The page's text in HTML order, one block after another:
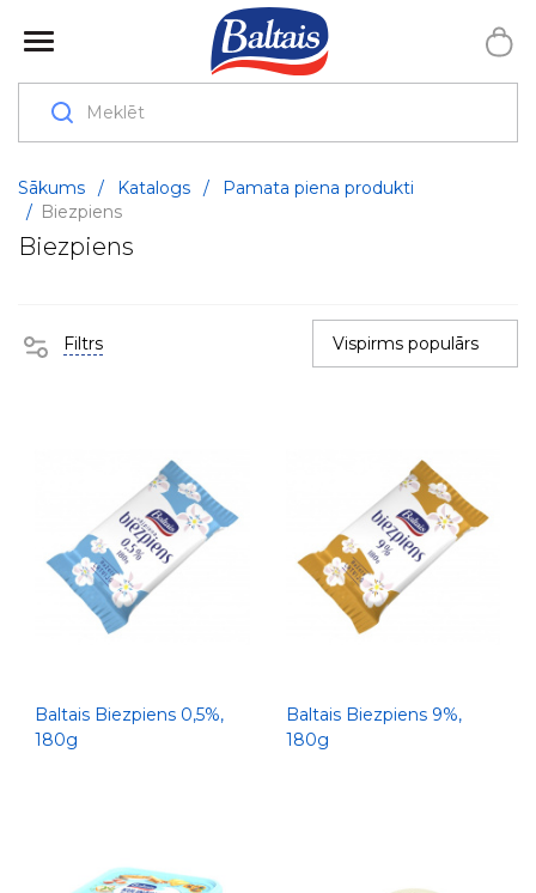
Sākums / Katalogs /
Pamata piena produkti
/ Biezpiens
Biezpiens
Filtrs
Baltais Biezpiens 0,5%,
180g
Baltais Biezpiens 9%,
180g